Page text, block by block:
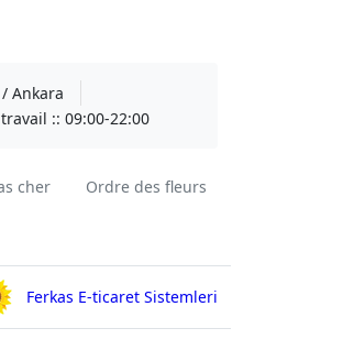
Ankara
:: 09:00-22:00
cher
Ordre des fleurs
Ferkas E-ticaret Sistemleri